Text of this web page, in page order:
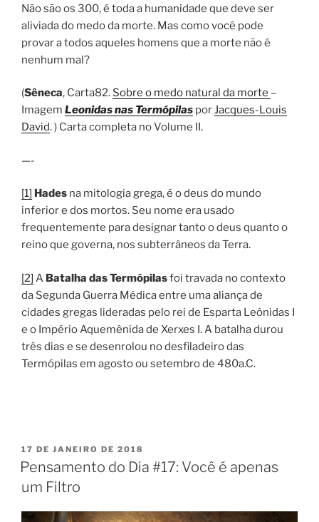
Não são os 300, é toda a humanidade que deve ser
aliviada do medo da morte. Mas como você pode
provar a todos aqueles homens que a morte não é
nenhum mal?
(Sêneca, Carta82. Sobre o medo natural da morte –
Imagem Leonidas nas Termópilas porJacques-Louis
David. ) Carta completa no Volume II.
—-
[1] Hades na mitologia grega, é o deus do mundo
inferior e dos mortos. Seu nome era usado
frequentemente para designar tanto o deus quanto o
reino que governa, nos subterrâneos da Terra.
[2] A Batalha das Termópilasfoi travada no contexto
da Segunda Guerra Médica entre uma aliança de
cidades gregas lideradas pelo rei de Esparta Leônidas I
e o Império Aquemênida de Xerxes I. A batalha durou
três dias e se desenrolou no desfiladeiro das
Termópilas em agosto ou setembro de 480a.C.
PUBLICADO
EM
17 DE JANEIRO DE 2018
Pensamento do Dia #17: Você é apenas
um Filtro